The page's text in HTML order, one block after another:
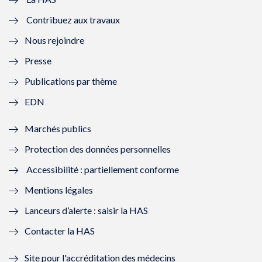
l
l
f
n
ê
t
r
e
)
e
e
n
ê
r
ê
t
e
ê
Contribuez aux travaux
Nous rejoindre
Presse
Publications par thème
EDN
Marchés publics
Protection des données personnelles
Accessibilité : partiellement conforme
Mentions légales
Lanceurs d’alerte : saisir la HAS
Contacter la HAS
Site pour l'accréditation des médecins